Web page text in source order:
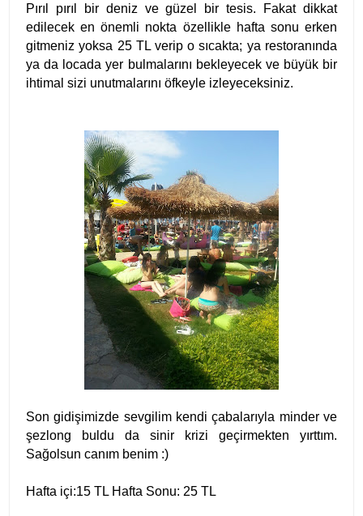
Pırıl pırıl bir deniz ve güzel bir tesis. Fakat dikkat
edilecek en önemli nokta özellikle hafta sonu erken
gitmeniz yoksa 25 TL verip o sıcakta; ya restoranında
ya da locada yer bulmalarını bekleyecek ve büyük bir
ihtimal sizi unutmalarını öfkeyle izleyeceksiniz.
Son gidişimizde sevgilim kendi çabalarıyla minder ve
şezlong buldu da sinir krizi geçirmekten yırttım.
Sağolsun canım benim :)
Hafta içi:15 TL Hafta Sonu: 25 TL